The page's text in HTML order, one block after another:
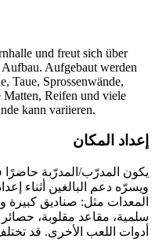
und freut sich über
Aufgebaut werden
Taue, Sprossenwände,
Matten, Reifen und viele
kann variieren.
إعداد المكان
يكون المدرّب/المدرّبة
ويسرّه دعم البالغين أثناء
المعدات مثل: صناديق
سلمية، مقاعد مقلوبة،
أدوات اللعب الأخرى. قد